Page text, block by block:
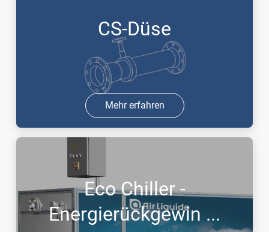
CS-Düse
Mehr erfahren
Eco Chiller -
Energierückgewin ...